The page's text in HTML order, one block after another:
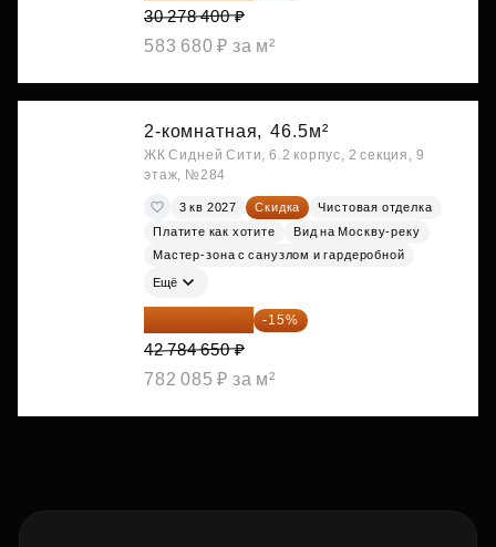
30 278 400 ₽
583 680 ₽ за м²
2-комнатная, 46.5м²
ЖК Сидней Сити, 6.2 корпус, 2 секция, 9
этаж, №284
3 кв 2027 Скидка
Чистовая отделка
Платите как хотите
Вид на Москву-реку
Мастер-зона с санузлом и гардеробной
Ещё
36 366 953 ₽ -15%
42 784 650 ₽
782 085 ₽ за м²